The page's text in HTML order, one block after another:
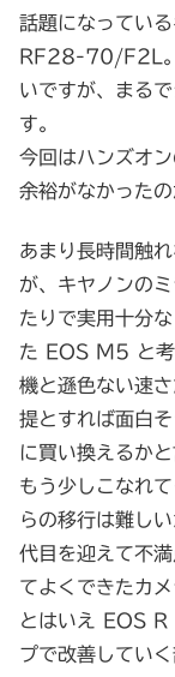
話題になってい
RF28-70/F2L。
いですが、まる
す。
今回はハンズオ
余裕がなかったの
あまり長時間触
が、キヤノンの
たりで実用十分
た EOS M5 と考
機と遜色ない速
提とすれば面白
に買い換えるか
もう少しこなれ
らの移行は難し
代目を迎えて不
てよくできたカ
とはいえ EOS R
プで改善してい